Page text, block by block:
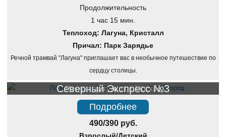
Продолжительность
1 час 15 мин.
Теплоход: Лагуна, Кристалл
Причал: Парк Зарядье
Речной трамвай "Лагуна" приглашает вас в необычное путешествие по
сердцу столицы.
Речная прогулка по Москве
Северный Экспресс №3
Подробнее
490/390 руб.